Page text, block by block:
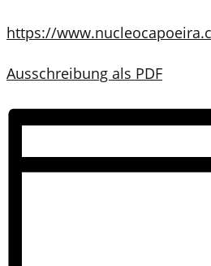
https://
Ausschreibung als PDF